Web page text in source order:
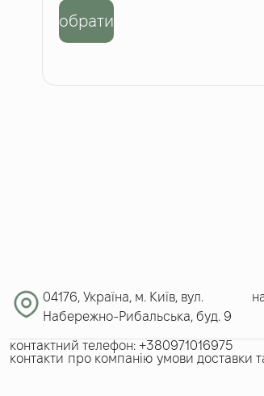
обрати
04176, Україна, м. Київ, вул.
Набережно-Рибальська, буд. 9
контактний телефон: +380971016975​
контакти про компанію умови доставки